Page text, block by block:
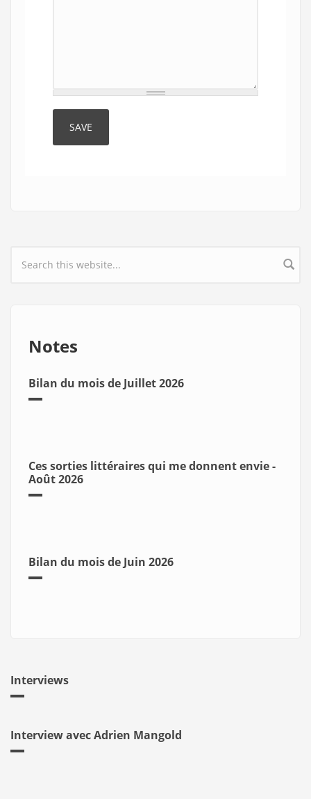
Search form
Notes
Bilan du mois de Juillet 2026
Ces sorties littéraires qui me donnent envie -
Août 2026
Bilan du mois de Juin 2026
Interviews
Interview avec Adrien Mangold